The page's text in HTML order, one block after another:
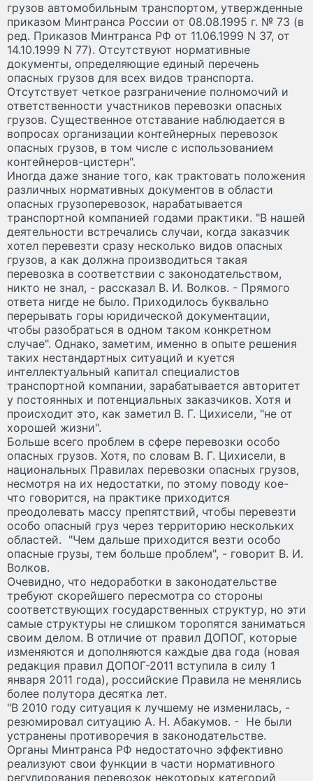
грузов автомобильным транспортом, утвержденные
приказом Минтранса России от 08.08.1995 г. № 73 (в
ред. Приказов Минтранса РФ от 11.06.1999 N 37, от
14.10.1999 N 77). Отсутствуют нормативные
документы, определяющие единый перечень
опасных грузов для всех видов транспорта.
Отсутствует четкое разграничение полномочий и
ответственности участников перевозки опасных
грузов. Существенное отставание наблюдается в
вопросах организации контейнерных перевозок
опасных грузов, в том числе с использованием
контейнеров-цистерн".
Иногда даже знание того, как трактовать положения
различных нормативных документов в области
опасных грузоперевозок, нарабатывается
транспортной компанией годами практики. "В нашей
деятельности встречались случаи, когда заказчик
хотел перевезти сразу несколько видов опасных
грузов, а как должна производиться такая
перевозка в соответствии с законодательством,
никто не знал, - рассказал В. И. Волков. - Прямого
ответа нигде не было. Приходилось буквально
перерывать горы юридической документации,
чтобы разобраться в одном таком конкретном
случае". Однако, заметим, именно в опыте решения
таких нестандартных ситуаций и куется
интеллектуальный капитал специалистов
транспортной компании, зарабатывается авторитет
у постоянных и потенциальных заказчиков. Хотя и
происходит это, как заметил В. Г. Цихисели, "не от
хорошей жизни".
Больше всего проблем в сфере перевозки особо
опасных грузов. Хотя, по словам В. Г. Цихисели, в
национальных Правилах перевозки опасных грузов,
несмотря на их недостатки, по этому поводу кое-
что говорится, на практике приходится
преодолевать массу препятствий, чтобы перевезти
особо опасный груз через территорию нескольких
областей. "Чем дальше приходится везти особо
опасные грузы, тем больше проблем", - говорит В. И.
Волков.
Очевидно, что недоработки в законодательстве
требуют скорейшего пересмотра со стороны
соответствующих государственных структур, но эти
самые структуры не слишком торопятся заниматься
своим делом. В отличие от правил ДОПОГ, которые
изменяются и дополняются каждые два года (новая
редакция правил ДОПОГ-2011 вступила в силу 1
января 2011 года), российские Правила не менялись
более полутора десятка лет.
"В 2010 году ситуация к лучшему не изменилась, -
резюмировал ситуацию А. Н. Абакумов. - Не были
устранены противоречия в законодательстве.
Органы Минтранса РФ недостаточно эффективно
реализуют свои функции в части нормативного
регулирования перевозок некоторых категорий